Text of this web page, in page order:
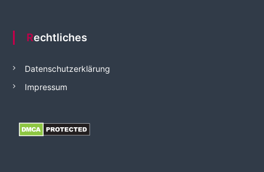
Rechtliches
Datenschutzerklärung
Impressum